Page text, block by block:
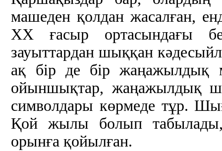
машеден қолдан жасалған,
ХХ ғасыр ортасындағы
зауыттардан шыққан
ақ бір де бір жаңажылдық
ойыншықтар, жаңажылдық
символдары көрмеде тұр.
Қой жылы болып
орынға қойылған.